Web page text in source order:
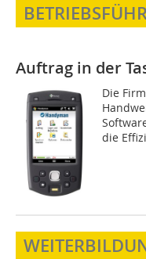
Auftrag in der
Die
die